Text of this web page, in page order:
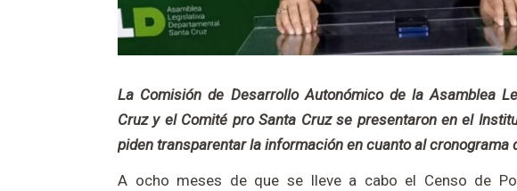
La Comisión de Desarrollo Autonómico de la Asamblea
Cruz y el Comité pro Santa Cruz se presentaron en el
piden transparentar la información en cuanto al cronograma
A ocho meses de que se lleve a cabo el Censo de